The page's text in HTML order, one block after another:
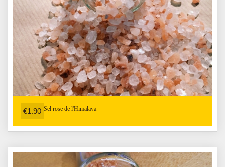
€1.90 Sel rose de l'Himalaya